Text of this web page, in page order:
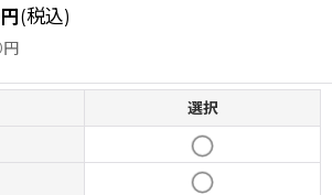
円(税込)
円
選択